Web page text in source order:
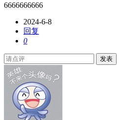
6666666666
2024-6-8
回复
0
发表